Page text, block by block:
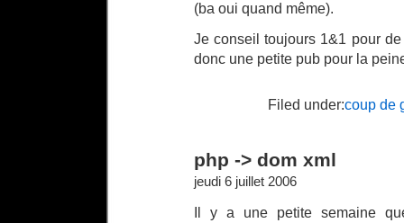
(ba oui quand même).
Je conseil toujours 1&1 pour de
donc une petite pub pour la
Filed under:coup de
php -> dom xml
jeudi 6 juillet 2006
Il y a une petite semaine